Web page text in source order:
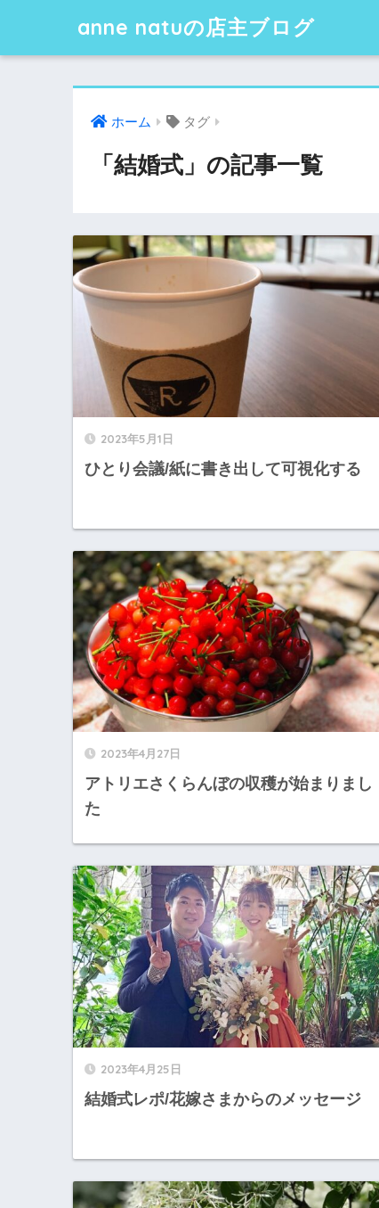
anne natuの店主ブログ
ホーム タグ
「結婚式」の記事一覧
2023年5月1日
ひとり会議/紙に書き出して可視化する
2023年4月27日
アトリエさくらんぼの収穫が始まりまし
た
2023年4月25日
結婚式レポ/花嫁さまからのメッセージ